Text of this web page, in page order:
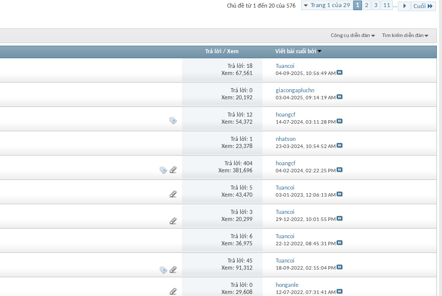
Trang 1 của 29 1 2 3 11 ... Cuối
Chủ đề từ 1 đến 20 của 576
Công cụ diễn đàn Tìm kiếm diễn đàn
Trả lời/ Xem Viết bài cuối bởi
Trả lời: 18
Xem: 67,561
Tuancoi
04-09-2025, 10:56:49 AM
Trả lời: 0
Xem: 20,192
giacongapluchn
03-04-2025,09:14:19 AM
Trả lời: 12
Xem: 54,372
hoangcf
14-07-2024,03:11:28 PM
Trả lời: 1
Xem: 23,378
nhatson
23-03-2024, 10:54:52 AM
Trả lời: 404
Xem: 381,696
hoangcf
04-02-2024,02:22:25 PM
Trả lời: 5
Xem: 43,470
Tuancoi
03-01-2023, 12:06:13 AM
Trả lời: 3
Xem: 20,299
Tuancoi
29-12-2022, 10:01:55 PM
Trả lời: 6
Xem: 36,975
Tuancoi
22-12-2022,08:45:31 PM
Trả lời: 45
Xem: 91,312
Tuancoi
18-09-2022,02:15:04 PM
Trả lời: 0
Xem: 29,608
honganle
12-07-2022,07:31:41 AM